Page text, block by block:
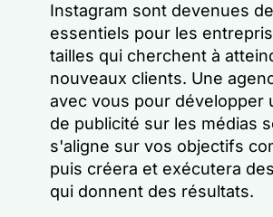
Instagram sont devenues
essentiels pour les
tailles qui cherchent à
nouveaux clients. Une
avec vous pour développer
de publicité sur les médias
s'aligne sur vos objectifs
puis créera et exécutera
qui donnent des résultats.